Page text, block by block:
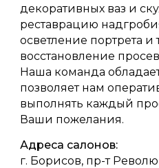
декоративных ваз и
реставрацию
осветление портрета и
восстановление
Наша команда
позволяет нам
выполнять каждый
Ваши пожелания.
Адреса салонов:
г. Борисов, пр-т